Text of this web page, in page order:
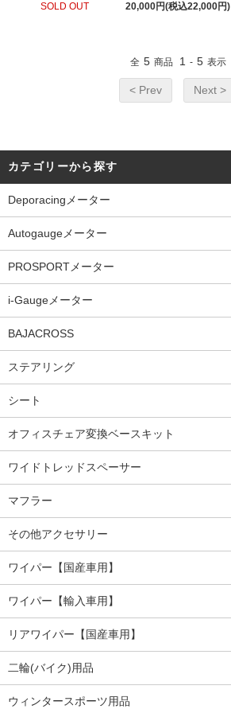
SOLD OUT
20,000円(税込22,000円)
全 5 商品 1 - 5 表示
< Prev Next >
カテゴリーから探す
Deporacingメーター
Autogaugeメーター
PROSPORTメーター
i-Gaugeメーター
BAJACROSS
ステアリング
シート
オフィスチェア変換ベースキット
ワイドトレッドスペーサー
マフラー
その他アクセサリー
ワイパー【国産車用】
ワイパー【輸入車用】
リアワイパー【国産車用】
二輪(バイク)用品
ウィンタースポーツ用品